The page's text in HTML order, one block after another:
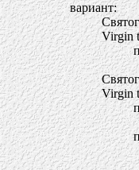
вариант:
Virgin
Virgin